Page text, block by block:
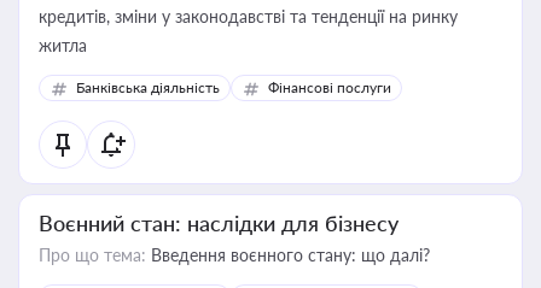
кредитів, зміни у законодавстві та тенденції на ринку
житла
Банківська діяльність Фінансові послуги
Воєнний стан: наслідки для бізнесу
Про що тема: Введення воєнного стану: що далі?